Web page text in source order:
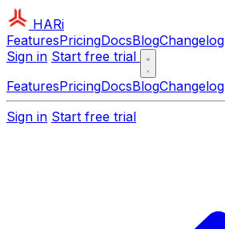
HARi
FeaturesPricingDocsBlogChangelog
Sign in Start free trial
FeaturesPricingDocsBlogChangelog
Sign in Start free trial